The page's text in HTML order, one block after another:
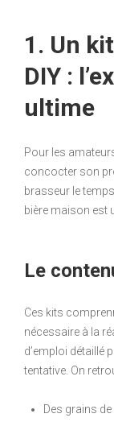
1. Un
DIY :
ultime
Pour les
concocter son
brasseur le
bière maison est
Le
Ces kits
nécessaire à la
d’emploi détaillé
tentative. On
Des grains